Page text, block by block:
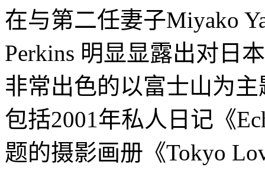
在与第二任妻子Miyako
Perkins 明显显露出对日
非常出色的以富士山为
包括2001年私人日记《
题的摄影画册《Tokyo